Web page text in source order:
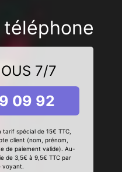
7/7
09 92
spécial de 15€ TTC,
client (nom, prénom,
de paiement valide). Au-
de 3,5€ à 9,5€ TTC par
voyant.